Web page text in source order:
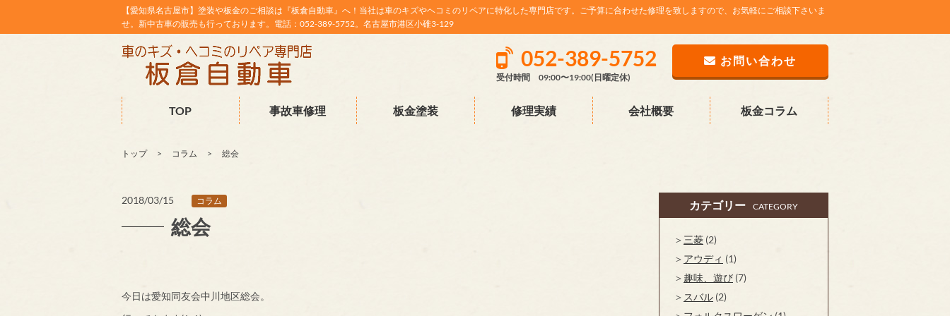
【愛知県名古屋市】塗装や板金のご相談は『板倉自動車』へ！当社は車のキズやヘコミのリペアに特化した専門店です。ご予算に合わせた修理を致しますので、お気軽にご相談下さいま
せ。新中古車の販売も行っております。電話：052-389-5752。名古屋市港区小碓3-129
052-389-5752
受付時間 09:00〜19:00(日曜定休)
お問い合わせ
TOP 事故車修理 板金塗装 修理実績 会社概要 板金コラム
トップ コラム 総会
2018/03/15 コラム
総会
今日は愛知同友会中川地区総会。
カテゴリー CATEGORY
三菱 (2)
アウディ (1)
趣味、遊び (7)
スバル (2)